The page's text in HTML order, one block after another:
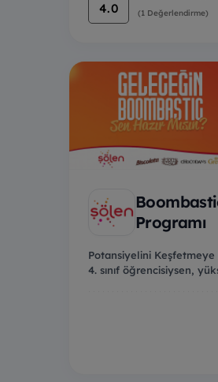
4.0 (1 Değerlendirme)
Programı
Potansiyelini Keşfetmeye
4. sınıf öğrencisiysen,